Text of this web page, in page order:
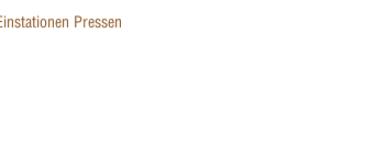
Pressen